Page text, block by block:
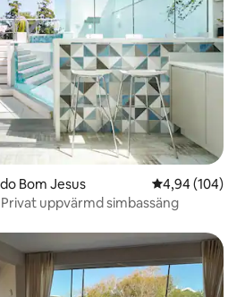
Bom Jesus 4,94 av 5 i
4,94 (104)
uppvärmd simbassäng